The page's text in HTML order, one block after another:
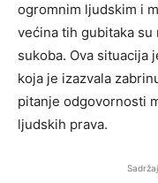
ogromnim ljudskim i
većina tih gubitaka
sukoba. Ova situacija
koja je izazvala
pitanje odgovornosti
ljudskih prava.